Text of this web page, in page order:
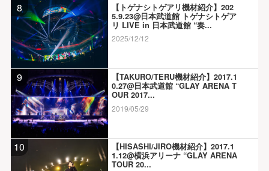
8
【トゲナシトゲアリ機材紹介】202
5.9.23@日本武道館 トゲナシトゲア
リ LIVE in 日本武道館 “奏...
2025/12/12
9
【TAKURO/TERU機材紹介】2017.1
0.27@日本武道館 “GLAY ARENA T
OUR 2017...
2019/05/29
10
【HISASHI/JIRO機材紹介】2017.1
1.12@横浜アリーナ “GLAY ARENA
TOUR 20...